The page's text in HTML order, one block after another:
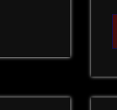
Menu Lokal, dan